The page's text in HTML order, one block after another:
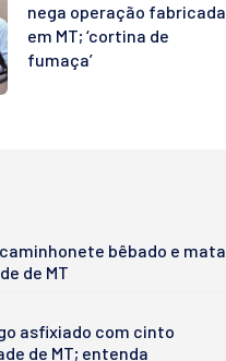
nega operação fabricada
em MT; ‘cortina de
fumaça’
bêbado e mata
de MT
asfixiado com cinto
de MT; entenda